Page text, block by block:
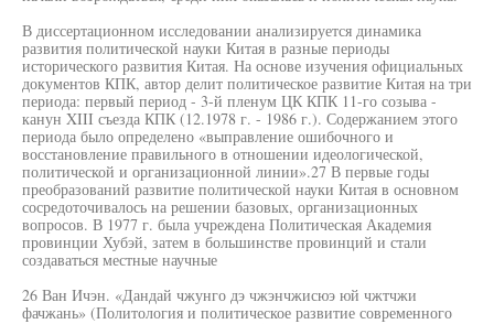
В диссертационном исследовании анализируется динамика
развития политической науки Китая в разные периоды
исторического развития Китая. На основе изучения официальных
документов КПК, автор делит политическое развитие Китая на три
периода: первый период - 3-й пленум ЦК КПК 11-го созыва -
канун XIII съезда КПК (12.1978 г. - 1986 г.). Содержанием этого
периода было определено «выправление ошибочного и
восстановление правильного в отношении идеологической,
политической и организационной линии».27 В первые годы
преобразований развитие политической науки Китая в основном
сосредоточивалось на решении базовых, организационных
вопросов. В 1977 г. была учреждена Политическая Академия
провинции Хубэй, затем в большинстве провинций и стали
создаваться местные научные
26 Ван Ичэн. «Дандай чжунго дэ чжэнчжисюэ юй чжтчжи
фачжань» (Политология и политическое развитие современного